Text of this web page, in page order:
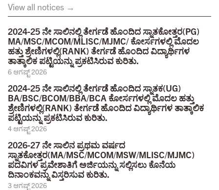
View all notices →
2024-25 ನೇ ಸಾಲಿನಲ್ಲಿ ತೇರ್ಗಡೆ ಹೊಂದಿದ ಸ್ನಾತಕೋತ್ತರ(PG)
MA/MSC/MCOM/MLISC/MJMC/ ಕೋರ್ಸಗಳಲ್ಲಿ ಮೊದಲ
ಹತ್ತು ಶ್ರೇಣಿಗಳಲ್ಲಿ(RANK) ತೇರ್ಗಡೆ ಹೊಂದಿದ ವಿದ್ಯಾರ್ಥಿಗಳ
ತಾತ್ಕಾಲಿಕ ಪಟ್ಟಿಯನ್ನು ಪ್ರಕಟಿಸಿರುವ ಕುರಿತು.
6 ಆಗಷ್ಟ್ 2026
2024-25 ನೇ ಸಾಲಿನಲ್ಲಿ ತೇರ್ಗಡೆ ಹೊಂದಿದ ಸ್ನಾತಕ(UG)
BA/BSC/BCOM/BBA/BCA ಕೋರ್ಸಗಳಲ್ಲಿ ಮೊದಲ ಹತ್ತು
ಶ್ರೇಣಿಗಳಲ್ಲಿ(RANK) ತೇರ್ಗಡೆ ಹೊಂದಿದ ವಿದ್ಯಾರ್ಥಿಗಳ ತಾತ್ಕಾಲಿಕ
ಪಟ್ಟಿಯನ್ನು ಪ್ರಕಟಿಸಿರುವ ಕುರಿತು.
4 ಆಗಷ್ಟ್ 2026
2026-27 ನೇ ಸಾಲಿನ ಪ್ರಥಮ ವರ್ಷದ
ಸ್ನಾತಕೋತ್ತರ(MA/MSC/MCOM/MSW/MLISC/MJMC)
ಪದವಿಗಳ ಪ್ರವೇಶಾತಿಗೆ ಅರ್ಜಿಯನ್ನು ಸಲ್ಲಿಸಲು ಕೊನೆಯ
ದಿನಾಂಕವನ್ನು ವಿಸ್ತರಿಸುವ ಕುರಿತು.
3 ಆಗಷ್ಟ್ 2026